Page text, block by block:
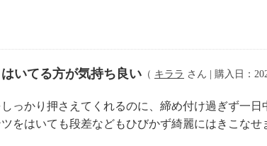
はいてる方が気持ち良い （ キララ さん | 購入日：
っかり押さえてくれるのに、締め付け過ぎず一
をはいても段差などもひびかず綺麗にはきこなせ